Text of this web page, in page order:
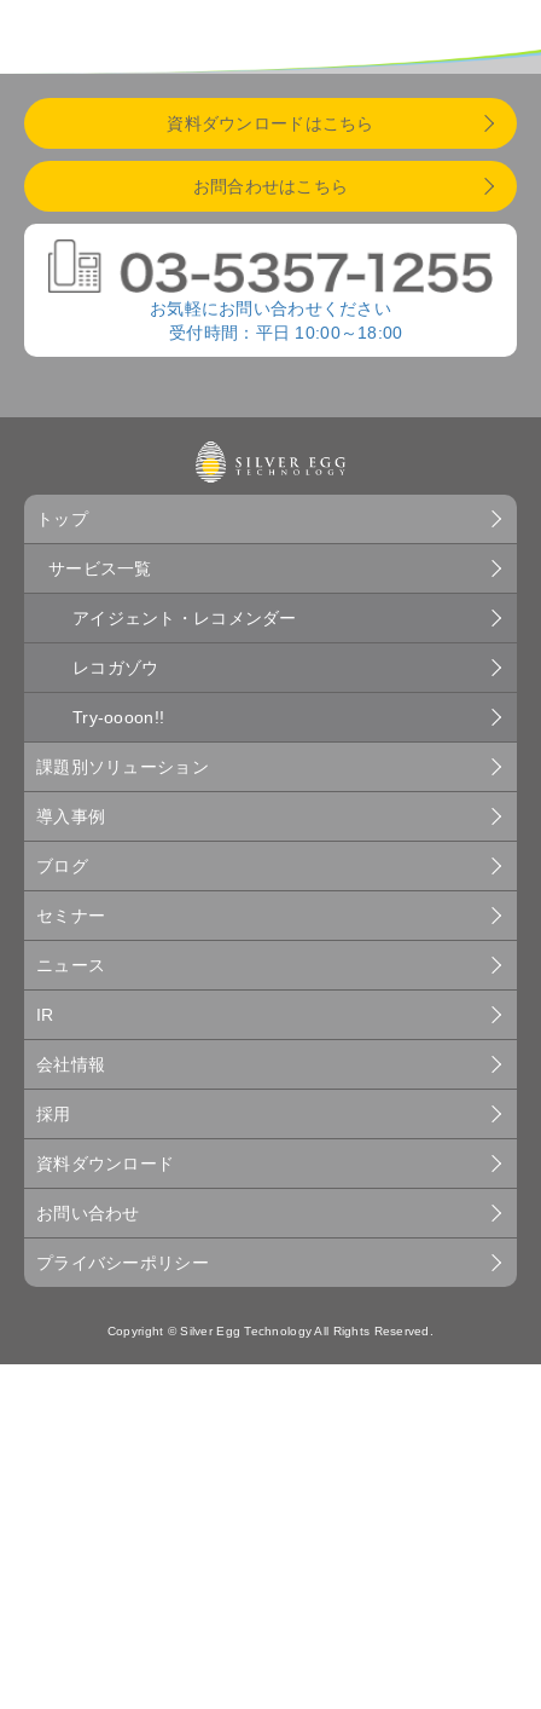
資料ダウンロードはこちら
お問合わせはこちら
お気軽にお問い合わせください
受付時間：平日 10:00～18:00
トップ
サービス一覧
アイジェント・レコメンダー
レコガゾウ
Try-oooon!!
課題別ソリューション
導入事例
ブログ
セミナー
ニュース
IR
会社情報
採用
資料ダウンロード
お問い合わせ
プライバシーポリシー
Copyright © Silver Egg Technology All Rights Reserved.